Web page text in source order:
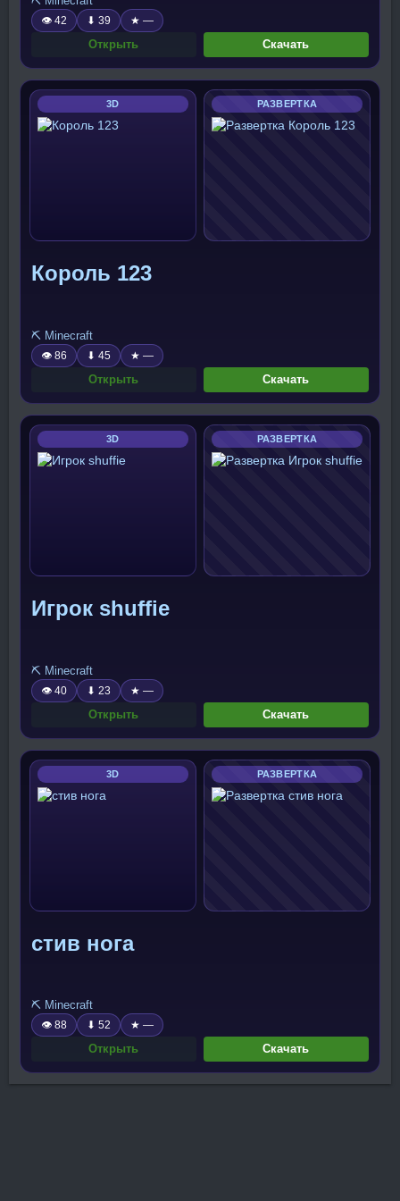
👁 42 ⬇ 39 ★ —
Открыть Скачать
3D РАЗВЕРТКА
Король 123
⛏️ Minecraft
👁 86 ⬇ 45 ★ —
Открыть Скачать
3D РАЗВЕРТКА
Игрок shuffie
⛏️ Minecraft
👁 40 ⬇ 23 ★ —
Открыть Скачать
3D РАЗВЕРТКА
стив нога
⛏️ Minecraft
👁 88 ⬇ 52 ★ —
Открыть Скачать